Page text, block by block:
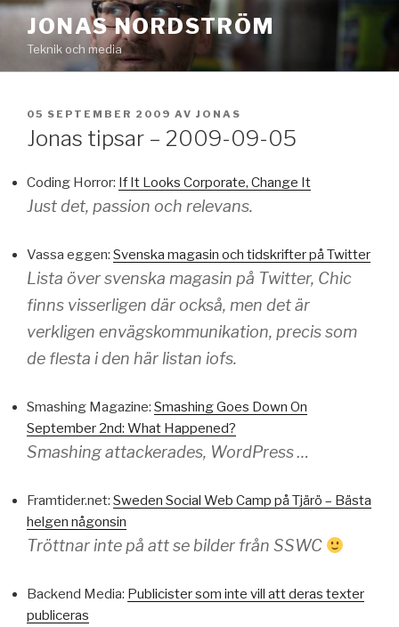
Hoppa
innehåll
JONAS NORDSTRÖM
Teknik och media
PUBLICERAT
05 SEPTEMBER 2009 AV JONAS
Jonas tipsar – 2009-09-05
Coding Horror: If It Looks Corporate, Change It
Just det, passion och relevans.
Vassa eggen: Svenska magasin och tidskrifter på Twitter
Lista över svenska magasin på Twitter, Chic
finns visserligen där också, men det är
verkligen envägskommunikation, precis som
de flesta i den här listan iofs.
Smashing Magazine: Smashing Goes Down On
September 2nd: What Happened?
Smashing attackerades, WordPress …
Framtider.net: Sweden Social Web Camp på Tjärö – Bästa
helgen någonsin
Tröttnar inte på att se bilder från SSWC
Backend Media: Publicister som inte vill att deras texter
publiceras